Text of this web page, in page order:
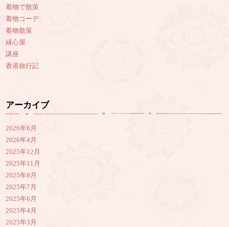
着物で散策
着物コーデ
着物散策
縁心屋
講座
香港旅行記
アーカイブ
2026年6月
2026年4月
2025年12月
2025年11月
2025年8月
2025年7月
2025年6月
2025年4月
2025年3月